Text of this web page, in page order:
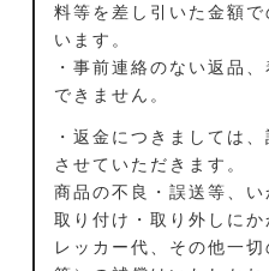
料等を差し引いた金額
います。
・事前連絡のない返品
できません。
・返金につきましては
させていただきます。
商品の不良・誤送等、い
取り付け・取り外しにか
レッカー代、その他一